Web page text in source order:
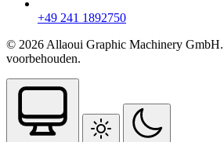
+49 241 1892750
© 2026 Allaoui Graphic Machinery
voorbehouden.